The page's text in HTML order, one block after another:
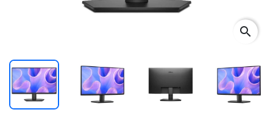
search